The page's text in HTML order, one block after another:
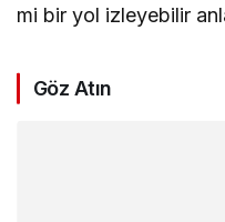
mi bir yol izleyebilir
Göz Atın